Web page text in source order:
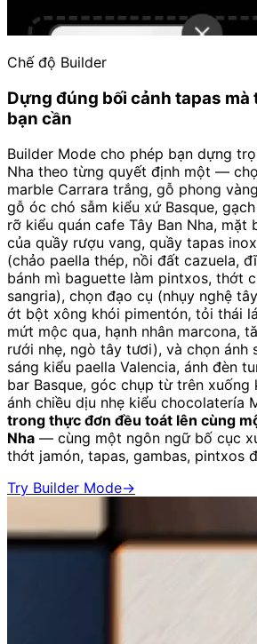
Chế độ Builder
Dựng đúng bối cảnh tapas mà
bạn cần
Builder Mode cho phép bạn dựng
Nha theo từng quyết định một —
marble Carrara trắng, gỗ phong
gỗ óc chó sẫm kiểu xứ Basque,
rỡ kiểu quán cafe Tây Ban Nha, mặt
của quầy rượu vang, quầy tapas
(chảo paella thép, nồi đất cazuela,
bánh mì baguette làm pintxos, thớt
sangria), chọn đạo cụ (nhụy nghệ
ớt bột xông khói pimentón, tỏi thái
mứt mộc qua, hạnh nhân marcona,
rưới nhẹ, ngò tây tươi), và chọn ánh
sáng kiểu paella Valencia, ánh đèn
bar Basque, góc chụp từ trên xuống
ánh chiều dịu nhẹ kiểu chocolatería
trong thực đơn đều toát lên cùng
Nha — cùng một ngôn ngữ bố cục
thớt jamón, tapas, gambas, pintxos
Try Builder Mode→